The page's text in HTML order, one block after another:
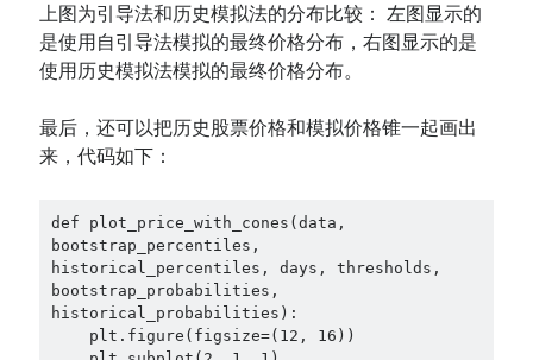
上图为引导法和历史模拟法的分布比较： 左图显示的
是使用自引导法模拟的最终价格分布，右图显示的是
使用历史模拟法模拟的最终价格分布。
最后，还可以把历史股票价格和模拟价格锥一起画出
来，代码如下：
def plot_price_with_cones(data,
bootstrap_percentiles,
historical_percentiles, days, thresholds,
bootstrap_probabilities,
historical_probabilities):